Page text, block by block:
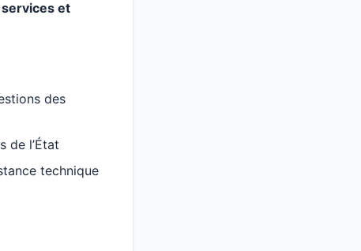
et
des
de l’État
technique